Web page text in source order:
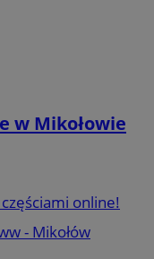
w Mikołowie
online!
- Mikołów